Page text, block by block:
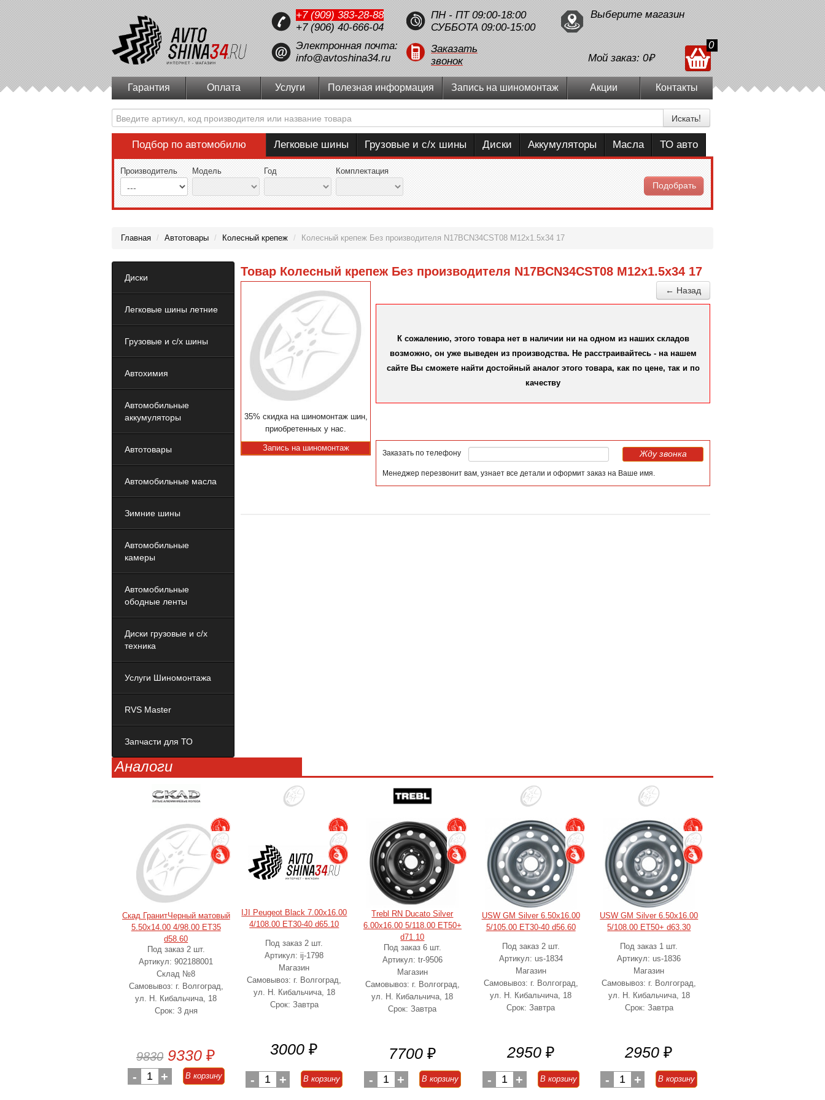
+7 (909) 383-28-88
+7 (906) 40-666-04
Электронная почта:
info@avtoshina34.ru
ПН - ПТ 09:00-18:00
СУББОТА 09:00-15:00
Заказать
звонок
Выберите магазин
Мой заказ: 0₽
0
Гарантия Оплата Услуги Полезная информация Запись на шиномонтаж Акции Контакты
Искать!
Подбор по автомобилю Легковые шины Грузовые и с/х шины Диски Аккумуляторы Масла ТО авто
Производитель Модель Год Комплектация
Подобрать
Главная / Автотовары / Колесный крепеж / Колесный крепеж Без производителя N17BCN34CST08 M12x1.5x34 17
Диски
Легковые шины летние
Грузовые и с/х шины
Автохимия
Автомобильные
аккумуляторы
Автотовары
Автомобильные масла
Зимние шины
Автомобильные
камеры
Автомобильные
ободные ленты
Диски грузовые и с/х
техника
Услуги Шиномонтажа
RVS Master
Запчасти для ТО
Товар Колесный крепеж Без производителя N17BCN34CST08 M12x1.5x34 17
← Назад
35% скидка на шиномонтаж шин,
приобретенных у нас.
Запись на шиномонтаж
К сожалению, этого товара нет в наличии ни на одном из наших складов
возможно, он уже выведен из производства. Не расстраивайтесь - на нашем
сайте Вы сможете найти достойный аналог этого товара, как по цене, так и по
качеству
Заказать по телефону Жду звонка
Менеджер перезвонит вам, узнает все детали и оформит заказ на Ваше имя.
Аналоги
Скад ГранитЧерный матовый
5.50x14.00 4/98.00 ET35
d58.60
Под заказ 2 шт.
Артикул: 902188001
Склад №8
Самовывоз: г. Волгоград,
ул. Н. Кибальчича, 18
Срок: 3 дня
9830 9330 ₽
- 1 + В корзину
IJI Peugeot Black 7.00x16.00
4/108.00 ET30-40 d65.10
Под заказ 2 шт.
Артикул: ij-1798
Магазин
Самовывоз: г. Волгоград,
ул. Н. Кибальчича, 18
Срок: Завтра
3000 ₽
- 1 + В корзину
Trebl RN Ducato Silver
6.00x16.00 5/118.00 ET50+
d71.10
Под заказ 6 шт.
Артикул: tr-9506
Магазин
Самовывоз: г. Волгоград,
ул. Н. Кибальчича, 18
Срок: Завтра
7700 ₽
- 1 + В корзину
USW GM Silver 6.50x16.00
5/105.00 ET30-40 d56.60
Под заказ 2 шт.
Артикул: us-1834
Магазин
Самовывоз: г. Волгоград,
ул. Н. Кибальчича, 18
Срок: Завтра
2950 ₽
- 1 + В корзину
USW GM Silver 6.50x16.00
5/108.00 ET50+ d63.30
Под заказ 1 шт.
Артикул: us-1836
Магазин
Самовывоз: г. Волгоград,
ул. Н. Кибальчича, 18
Срок: Завтра
2950 ₽
- 1 + В корзину